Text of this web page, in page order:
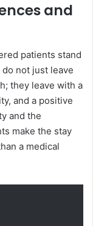
and
patients stand
not just leave
they leave with a
and a positive
and the
make the stay
a medical